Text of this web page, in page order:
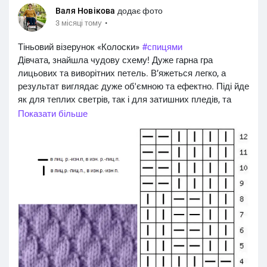
Валя Новікова додає фото
3 місяці тому ·
Тіньовий візерунок «Колоски» #спицями
Дівчата, знайшла чудову схему! Дуже гарна гра
лицьових та виворітних петель. В’яжеться легко, а
результат виглядає дуже об'ємною та ефектно. Піді йде
як для теплих светрів, так і для затишних пледів, та
шкарпеток.
Показати більше